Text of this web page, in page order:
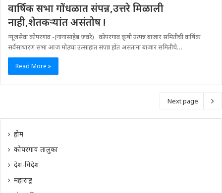
वार्षिक सभा गोंधळात संपन्न,उत्तरे मिळाली
नाही,शेतकऱ्यांत असंतोष !
न्यूजसेवा कोपरगाव -(नानासाहेब जवरे) कोपरगाव कृषी उत्पन्न बाजार समितीची वार्षिक
सर्वसाधारण सभा आज मोठ्या उत्साहात संपन्न होत असताना बाजार समितीचे…
Read More »
Next page
होम
कोपरगाव तालुका
देश-विदेश
महाराष्ट्र